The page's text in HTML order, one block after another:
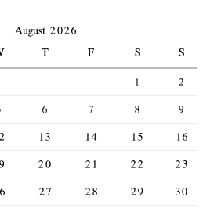
August 2026
T F S
S
1
2
6 7 8
9
13 14 15
16
20 21 22
23
27 28 29
30